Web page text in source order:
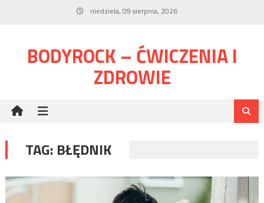
niedziela, 09 sierpnia, 2026
BODYROCK – ĆWICZENIA I
ZDROWIE
TAG: BŁĘDNIK